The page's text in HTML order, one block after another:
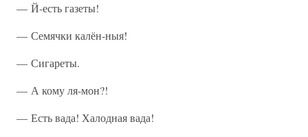
— Й-есть газеты!
— Семячки калён-ныя!
— Сигареты.
— А кому ля-мон?!
— Есть вада! Халодная вада!